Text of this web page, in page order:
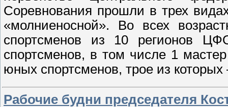
Соревнования прошли в трех
«молниеносной». Во всех
спортсменов из 10 регионов
спортсменов, в том числе 1
юных спортсменов, трое из
Рабочие будни председателя